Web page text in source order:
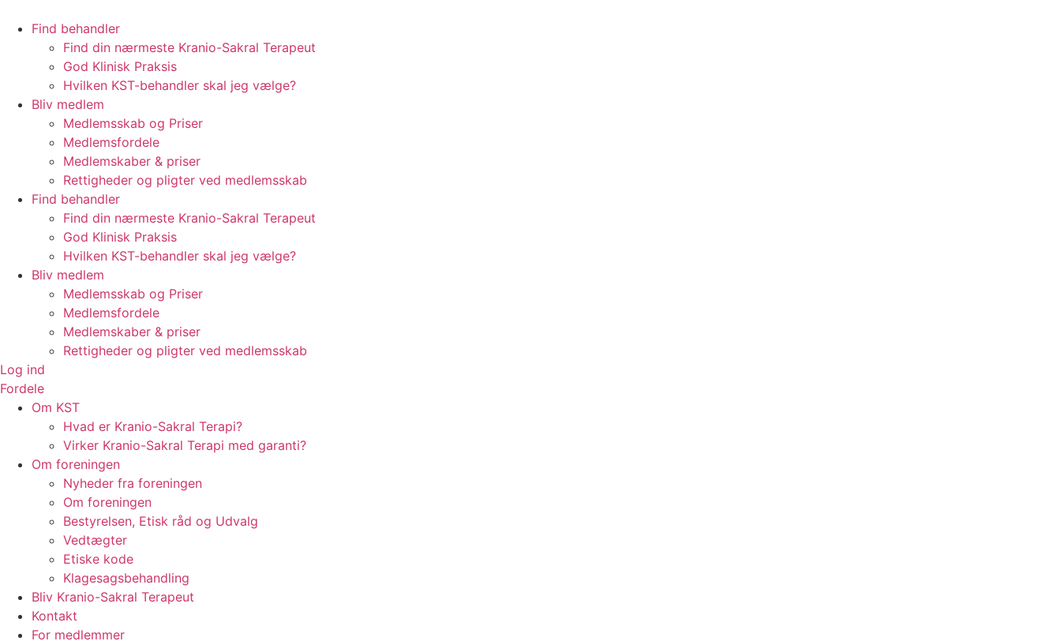
Find behandler
Find din nærmeste Kranio-Sakral Terapeut
God Klinisk Praksis
Hvilken KST-behandler skal jeg vælge?
Bliv medlem
Medlemsskab og Priser
Medlemsfordele
Medlemskaber & priser
Rettigheder og pligter ved medlemsskab
Find behandler
Find din nærmeste Kranio-Sakral Terapeut
God Klinisk Praksis
Hvilken KST-behandler skal jeg vælge?
Bliv medlem
Medlemsskab og Priser
Medlemsfordele
Medlemskaber & priser
Rettigheder og pligter ved medlemsskab
Log ind
Fordele
Om KST
Hvad er Kranio-Sakral Terapi?
Virker Kranio-Sakral Terapi med garanti?
Om foreningen
Nyheder fra foreningen
Om foreningen
Bestyrelsen, Etisk råd og Udvalg
Vedtægter
Etiske kode
Klagesagsbehandling
Bliv Kranio-Sakral Terapeut
Kontakt
For medlemmer